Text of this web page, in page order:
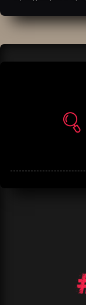
άρθρα